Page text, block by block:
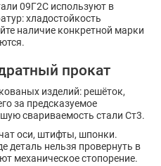
09Г2С используют в
хладостойкость
наличие конкретной марки
прокат
изделий: решёток,
за предсказуемое
свариваемость стали Ст3.
оси, штифты, шпонки.
деталь нельзя провернуть в
механическое стопорение.